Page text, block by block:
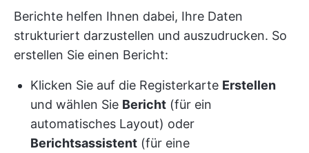
Berichte helfen Ihnen dabei, Ihre Daten
strukturiert darzustellen und auszudrucken. So
erstellen Sie einen Bericht:
Klicken Sie auf die Registerkarte Erstellen
und wählen Sie Bericht (für ein
automatisches Layout) oder
Berichtsassistent (für eine